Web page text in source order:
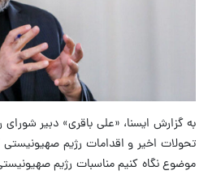
به گزارش ایسنا، «علی باقری» دبیر
تحولات اخیر و اقدامات رژیم
موضوع نگاه کنیم مناسبات رژیم